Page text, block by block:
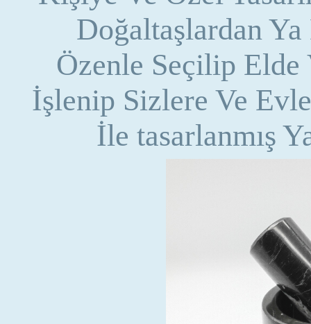
Doğaltaşlardan
Özenle Seçilip Elde
İşlenip Sizlere Ve
İle tasarlanmış